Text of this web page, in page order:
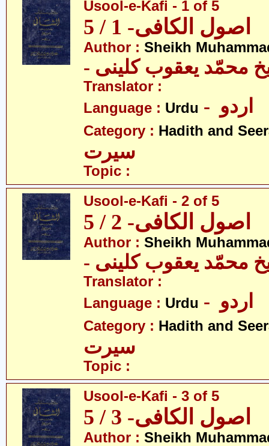
Usool-e-Kafi - 1 of 5
اصول الکافی- 1 / 5
Author : Sheikh
محمّد یعقوب کلینی
Translator :
Language : Urdu
Category : Hadith and
سیرت
Topic :
Usool-e-Kafi - 2 of 5
اصول الکافی- 2 / 5
Author : Sheikh
محمّد یعقوب کلینی
Translator :
Language : Urdu
Category : Hadith and
سیرت
Topic :
Usool-e-Kafi - 3 of 5
اصول الکافی- 3 / 5
Author : Sheikh